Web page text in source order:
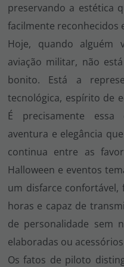
preservando a estética
facilmente reconhecidos
Hoje, quando alguém
aviação militar, não
bonito. Está a
tecnológica, espírito de
É precisamente essa
aventura e elegância
continua entre as
Halloween e eventos
um disfarce
horas e capaz de
de personalidade sem
elaboradas ou
Os fatos de piloto